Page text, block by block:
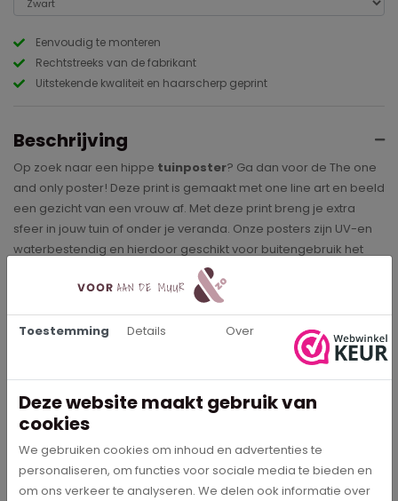
Eenvoudig te monteren
Rechtstreeks van de fabrikant
Uitstekende kwaliteit en haarscherp geprint
Beschrijving
Op zoek naar een hippe tuinposter? Ga dan voor de The one
and only poster! Deze print is gemaakt met one line art en beeld
een gezicht van een vrouw af. Met deze print breng je extra
sfeer in jouw tuin of onder je veranda. Onze posters zijn UV-en
waterbestendig en hierdoor geschikt voor buitengebruik het
Onze buitenposters hebben een hoge kleurechtheid waardoor
de prints op de poster heel duidelijk en mooi bedrukt kunnen
schutting of balkon met behulp van de ringen die in de print
zitten. Bij het formaat 80x120 en 100x150 zitten de ringen om de
30cm en bij de overige formaten zit in elke hoek een ring.
De verzendkosten van onze prints zijn gratis en op werkdagen
voor 18.00 uur besteld, is morgen in huis!
Toestemming Details Over
Deze website maakt gebruik van
cookies
We gebruiken cookies om inhoud en advertenties te
personaliseren, om functies voor sociale media te bieden en
om ons verkeer te analyseren. We delen ook informatie over